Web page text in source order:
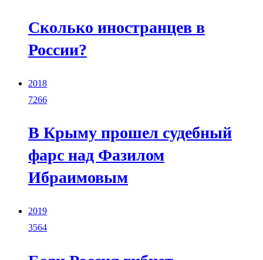
Сколько иностранцев в
России?
2018
7266
В Крыму прошел судебный
фарс над Фазилом
Ибраимовым
2019
3564